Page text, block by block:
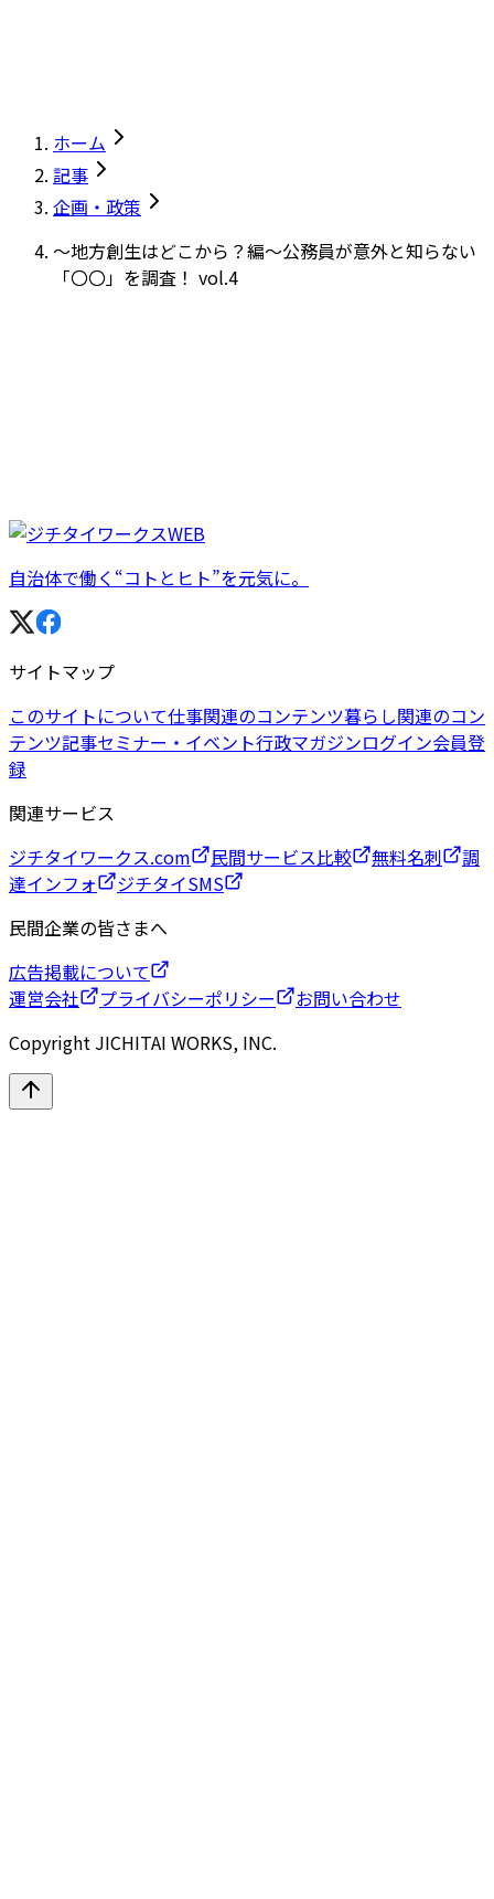
ホーム
記事
企画・政策
～地方創生はどこから？編～公務員が意外と知らない
「〇〇」を調査！ vol.4
自治体で働く“コトとヒト”を元気に。
サイトマップ
このサイトについて仕事関連のコンテンツ暮らし関連のコン
テンツ記事セミナー・イベント行政マガジンログイン会員登
録
関連サービス
ジチタイワークス.com
民間サービス比較 無料名刺
調
達インフォ
ジチタイSMS
民間企業の皆さまへ
広告掲載について
運営会社
プライバシーポリシー
お問い合わせ
Copyright JICHITAI WORKS, INC.